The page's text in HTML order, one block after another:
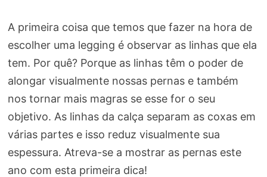
A primeira coisa que temos que fazer na hora de
escolher uma legging é observar as linhas que ela
tem. Por quê? Porque as linhas têm o poder de
alongar visualmente nossas pernas e também
nos tornar mais magras se esse for o seu
objetivo. As linhas da calça separam as coxas em
várias partes e isso reduz visualmente sua
espessura. Atreva-se a mostrar as pernas este
ano com esta primeira dica!